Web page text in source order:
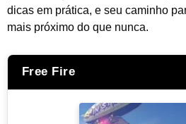
dicas em prática, e seu caminho
mais próximo do que nunca.
Free Fire